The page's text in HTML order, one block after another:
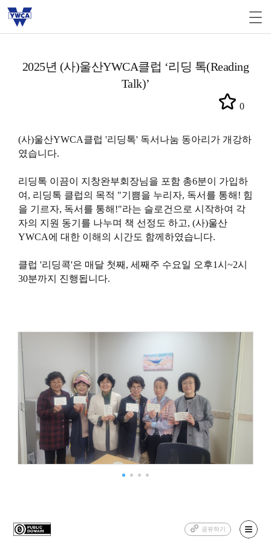
2025년 (사)울산YWCA클럽 ‘리딩 톡(Reading
Talk)’
0
(사)울산YWCA클럽 '리딩톡' 독서나눔 동아리가 개강하
였습니다.
리딩톡 이끔이 지창완부회장님을 포함 총6분이 가입하
여, 리딩톡 클럽의 목적 "기쁨을 누리자, 독서를 통해! 힘
을 기르자, 독서를 통해!"라는 슬로건으로 시작하여 각
자의 지원 동기를 나누며 책 선정도 하고, (사)울산
YWCA에 대한 이해의 시간도 함께하였습니다.
클럽 '리딩콕'은 매달 첫째, 세째주 수요일 오후1시~2시
30분까지 진행됩니다.
공유하기